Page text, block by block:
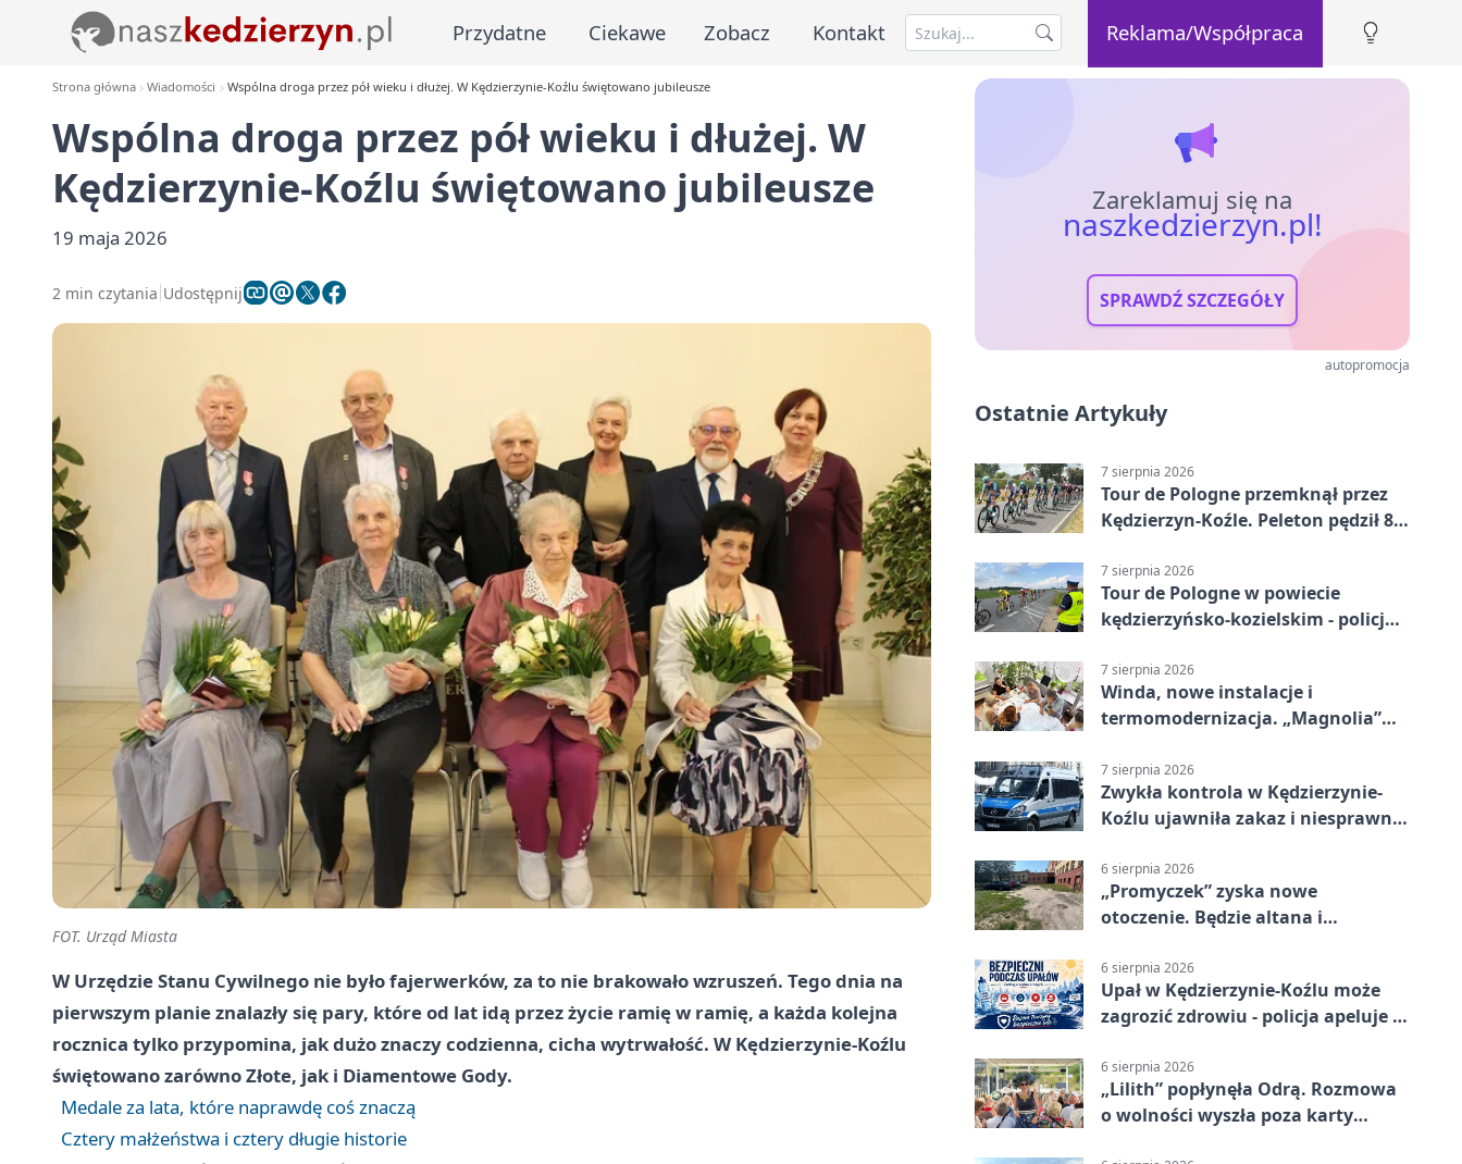
Przydatne Ciekawe Zobacz Kontakt Reklama/Współpraca
Strona główna Wiadomości Wspólna droga przez pół wieku i dłużej. W Kędzierzynie-Koźlu świętowano jubileusze
Wspólna droga przez pół wieku i dłużej. W
Kędzierzynie-Koźlu świętowano jubileusze
19 maja 2026
2 min czytania Udostępnij
FOT. Urząd Miasta
W Urzędzie Stanu Cywilnego nie było fajerwerków, za to nie brakowało wzruszeń. Tego dnia na
pierwszym planie znalazły się pary, które od lat idą przez życie ramię w ramię, a każda kolejna
rocznica tylko przypomina, jak dużo znaczy codzienna, cicha wytrwałość. W Kędzierzynie-Koźlu
świętowano zarówno Złote, jak i Diamentowe Gody.
Medale za lata, które naprawdę coś znaczą
Cztery małżeństwa i cztery długie historie
Zareklamuj się na
naszkedzierzyn.pl!
SPRAWDŹ SZCZEGÓŁY
autopromocja
Ostatnie Artykuły
7 sierpnia 2026
Tour de Pologne przemknął przez
Kędzierzyn-Koźle. Peleton pędził 80
7 sierpnia 2026
Tour de Pologne w powiecie
kędzierzyńsko-kozielskim - policja
7 sierpnia 2026
Winda, nowe instalacje i
termomodernizacja. „Magnolia”
7 sierpnia 2026
Zwykła kontrola w Kędzierzynie-
Koźlu ujawniła zakaz i niesprawne
6 sierpnia 2026
„Promyczek” zyska nowe
otoczenie. Będzie altana i
6 sierpnia 2026
Upał w Kędzierzynie-Koźlu może
zagrozić zdrowiu - policja apeluje o
6 sierpnia 2026
„Lilith” popłynęła Odrą. Rozmowa
o wolności wyszła poza karty